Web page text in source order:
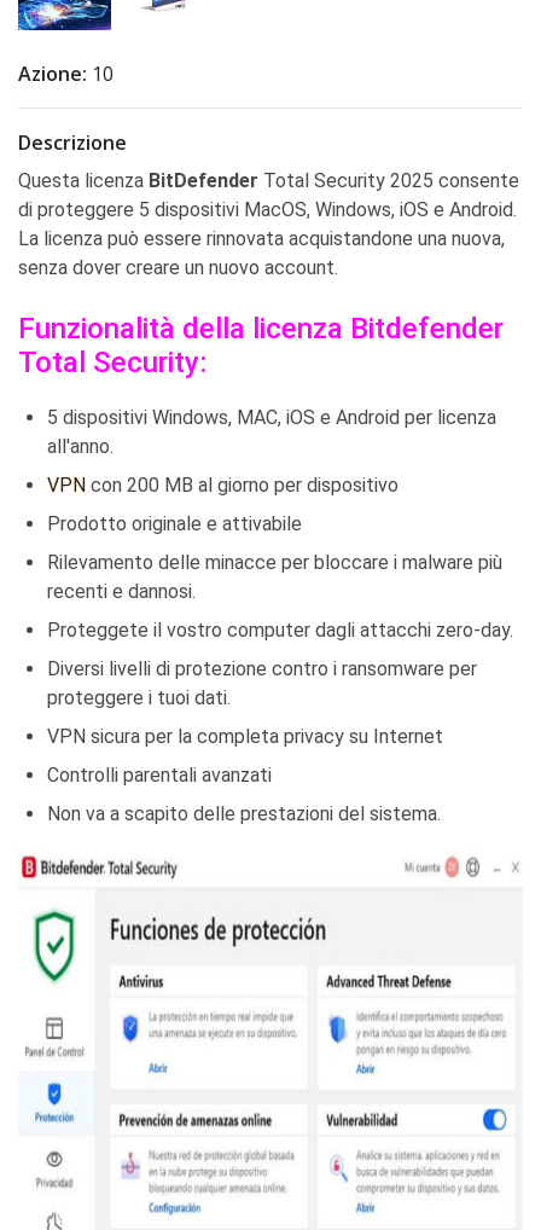
Azione: 10
Descrizione
Questa licenza BitDefender Total Security 2025 consente
di proteggere 5 dispositivi MacOS, Windows, iOS e Android.
La licenza può essere rinnovata acquistandone una nuova,
senza dover creare un nuovo account.
Funzionalità della licenza Bitdefender
Total Security:
5 dispositivi Windows, MAC, iOS e Android per licenza
all'anno.
VPN con 200 MB al giorno per dispositivo
Prodotto originale e attivabile
Rilevamento delle minacce per bloccare i malware più
recenti e dannosi.
Proteggete il vostro computer dagli attacchi zero-day.
Diversi livelli di protezione contro i ransomware per
proteggere i tuoi dati.
VPN sicura per la completa privacy su Internet
Controlli parentali avanzati
Non va a scapito delle prestazioni del sistema.